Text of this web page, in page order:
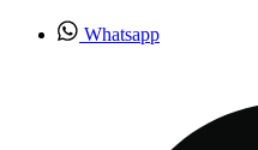
Whatsapp